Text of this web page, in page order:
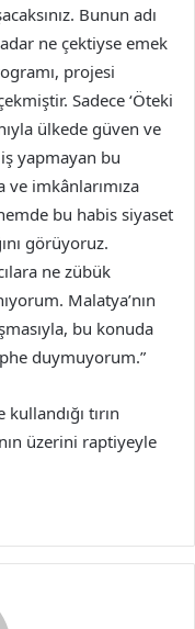
Bunun adı
ne çektiyse emek
projesi
Sadece ‘Öteki
ülkede güven ve
yapmayan bu
ve imkânlarımıza
bu habis siyaset
görüyoruz.
ne zübük
Malatya’nın
bu konuda
duymuyorum.”
tırın
üzerini raptiyeyle